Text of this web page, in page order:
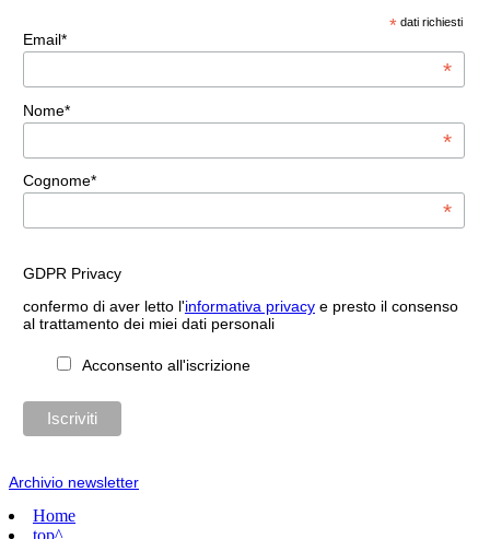
* dati richiesti
Email*
*
Nome*
*
Cognome*
*
GDPR Privacy
confermo di aver letto l'informativa privacye presto il consenso
al trattamento dei miei dati personali
Acconsento all'iscrizione
Archivio newsletter
Home